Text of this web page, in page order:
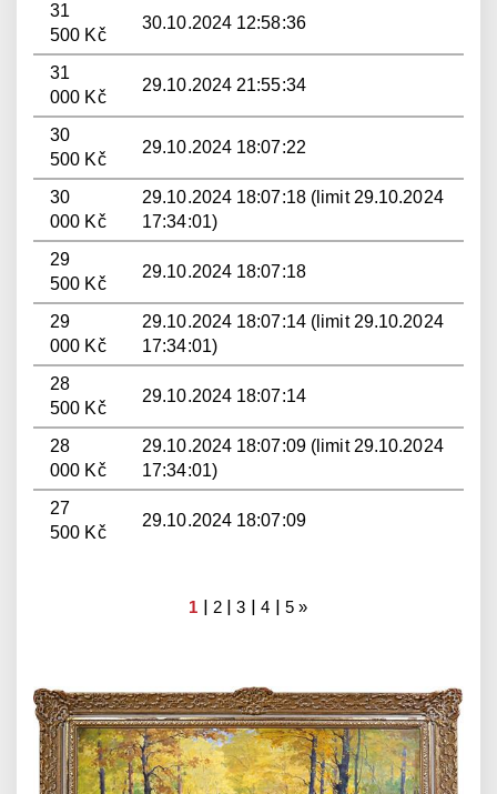
31
500 Kč
30.10.2024 12:58:36
31
000 Kč
29.10.2024 21:55:34
30
500 Kč
29.10.2024 18:07:22
30
000 Kč
29.10.2024 18:07:18 (limit 29.10.2024
17:34:01)
29
500 Kč
29.10.2024 18:07:18
29
000 Kč
29.10.2024 18:07:14 (limit 29.10.2024
17:34:01)
28
500 Kč
29.10.2024 18:07:14
28
000 Kč
29.10.2024 18:07:09 (limit 29.10.2024
17:34:01)
27
500 Kč
29.10.2024 18:07:09
1 | 2 |3 | 4 | 5 »